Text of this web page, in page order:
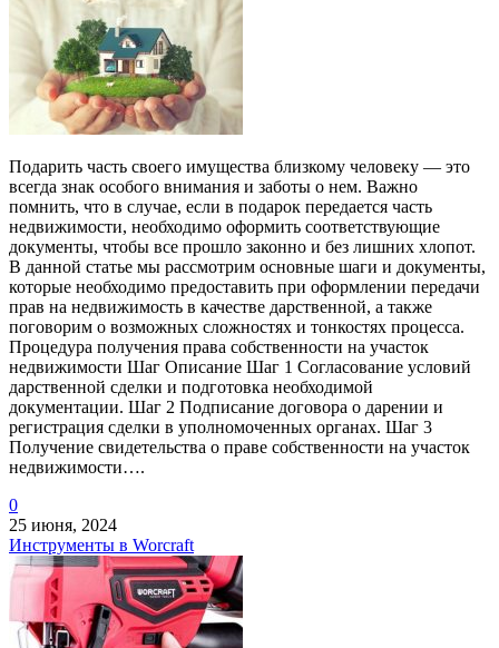
Подарить часть своего имущества близкому человеку — это
всегда знак особого внимания и заботы о нем. Важно
помнить, что в случае, если в подарок передается часть
недвижимости, необходимо оформить соответствующие
документы, чтобы все прошло законно и без лишних хлопот.
В данной статье мы рассмотрим основные шаги и документы,
которые необходимо предоставить при оформлении передачи
прав на недвижимость в качестве дарственной, а также
поговорим о возможных сложностях и тонкостях процесса.
Процедура получения права собственности на участок
недвижимости Шаг Описание Шаг 1 Согласование условий
дарственной сделки и подготовка необходимой
документации. Шаг 2 Подписание договора о дарении и
регистрация сделки в уполномоченных органах. Шаг 3
Получение свидетельства о праве собственности на участок
недвижимости….
0
25 июня, 2024
Инструменты в Worcraft